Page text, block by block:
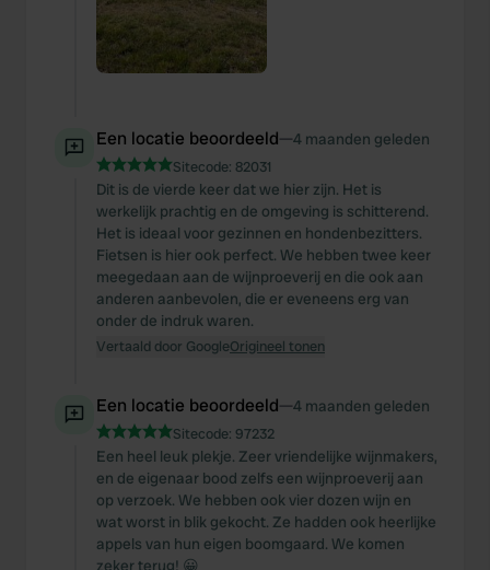
Een locatie beoordeeld—4 maanden geleden
Sitecode: 82031
Dit is de vierde keer dat we hier zijn. Het is
werkelijk prachtig en de omgeving is schitterend.
Het is ideaal voor gezinnen en hondenbezitters.
Fietsen is hier ook perfect. We hebben twee keer
meegedaan aan de wijnproeverij en die ook aan
anderen aanbevolen, die er eveneens erg van
onder de indruk waren.
Vertaald door GoogleOrigineel tonen
Een locatie beoordeeld—4 maanden geleden
Sitecode: 97232
Een heel leuk plekje. Zeer vriendelijke wijnmakers,
en de eigenaar bood zelfs een wijnproeverij aan
op verzoek. We hebben ook vier dozen wijn en
wat worst in blik gekocht. Ze hadden ook heerlijke
appels van hun eigen boomgaard. We komen
zeker terug! 😀